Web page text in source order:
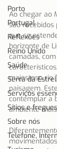
Porto
Portugal
Reflexões
Reino Unido
Saúde
Serra da
Serviços
Sítios e
Sobre nós
Telefone,
Ao chegar ao
são
que se
horizonte de
camadas,
majestoso rio
paisagem.
contemplar a
ambiente